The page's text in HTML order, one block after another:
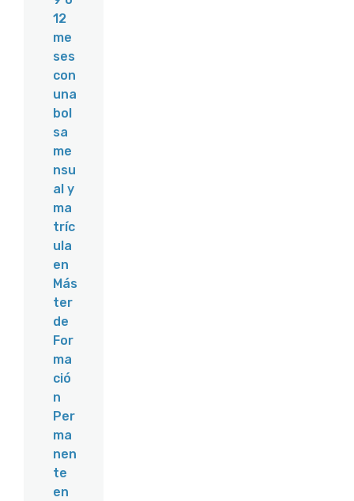
12
me
ses
con
una
bol
sa
me
nsu
al y
ma
tríc
ula
en
Más
ter
de
For
ma
ció
n
Per
ma
nen
te
en